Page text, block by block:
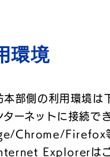
環境
本部側の利用環境は
ターネットに接続で
Chrome/Firefox等
Explorerはご